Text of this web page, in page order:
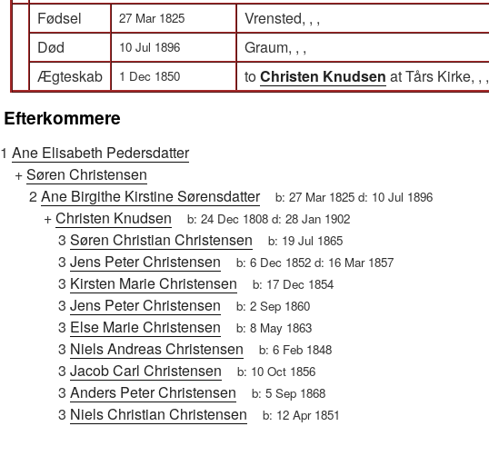
Fødsel
27 Mar 1825
Vrensted, , ,
Død
10 Jul 1896
Graum, , ,
Ægteskab
1 Dec 1850 toChristen Knudsen at Tårs Kirke, , ,
Efterkommere
1 Ane Elisabeth Pedersdatter
+Søren Christensen
2Ane Birgithe Kirstine Sørensdatter b:27 Mar 1825 d: 10 Jul 1896
+Christen Knudsen b:24 Dec 1808 d:28 Jan 1902
3 Søren Christian Christensen b: 19 Jul 1865
3 Jens Peter Christensen b:6 Dec 1852 d: 16 Mar 1857
3 Kirsten Marie Christensen b: 17 Dec 1854
3 Jens Peter Christensen b:2 Sep 1860
3 Else Marie Christensen b:8 May 1863
3 Niels Andreas Christensen b:6 Feb 1848
3 Jacob Carl Christensen b: 10 Oct 1856
3 Anders Peter Christensen b:5 Sep 1868
3 Niels Christian Christensen b: 12 Apr 1851